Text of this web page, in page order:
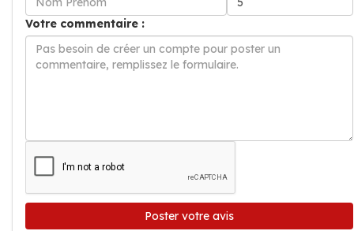
Votre commentaire :
Poster votre avis